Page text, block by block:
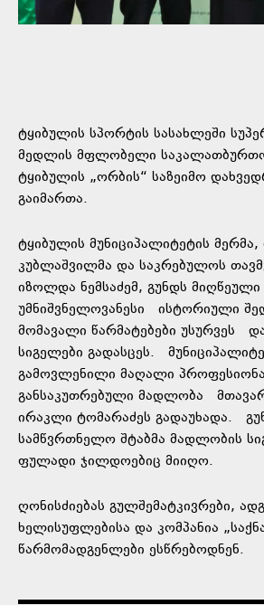
ტყიბულის სპორტის სასახლეში
მედლის მფლობელი
ტყიბულის „ორბის“ საზეიმო
გაიმართა.
ტყიბულის მუნიციპალიტეტის
კუბლაშვილმა და საკრებულოს
იზოლდა ნემსაძემ, გუნდს მიღწეული
უმნიშვნელოვანესი ისტორიული
მომავალი წარმატებები უსურვეს
სიგელები გადასცეს.
გამოვლენილი მაღალი
განსაკუთრებული მადლობა
ირაკლი ტომარაძეს გადაუხადა.
სამწვრთნელო შტაბმა მადლობის
ფულადი ჯილდოებიც მიიღო.
ღონისძიებას გულშემატკივრები,
ხელისუფლებისა და კომპანია
წარმომადგენლები ესწრებოდნენ.